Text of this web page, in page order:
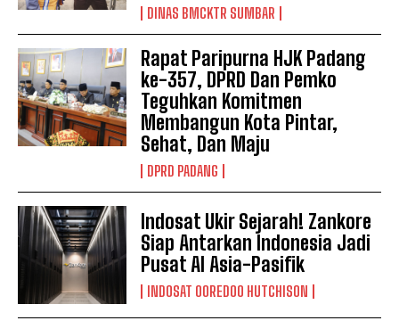
DINAS BMCKTR SUMBAR
Rapat Paripurna HJK Padang
ke-357, DPRD Dan Pemko
Teguhkan Komitmen
Membangun Kota Pintar,
Sehat, Dan Maju
DPRD PADANG
Indosat Ukir Sejarah! Zankore
Siap Antarkan Indonesia Jadi
Pusat AI Asia-Pasifik
INDOSAT OOREDOO HUTCHISON